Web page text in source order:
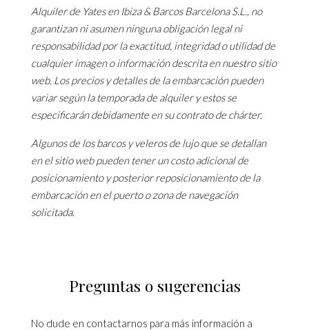
Alquiler de Yates en Ibiza & Barcos Barcelona S.L., no
garantizan ni asumen ninguna obligación legal ni
responsabilidad por la exactitud, integridad o utilidad de
cualquier imagen o información descrita en nuestro sitio
web. Los precios y detalles de la embarcación pueden
variar según la temporada de alquiler y estos se
especificarán debidamente en su contrato de chárter.
Algunos de los barcos y veleros de lujo que se detallan
en el sitio web pueden tener un costo adicional de
posicionamiento y posterior reposicionamiento de la
embarcación en el puerto o zona de navegación
solicitada.
Preguntas o sugerencias
No dude en contactarnos para más información a